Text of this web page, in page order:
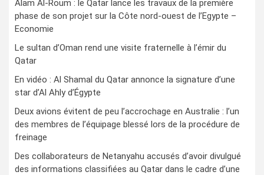
Alam Al-Roum : le Qatar lance les travaux de la première
phase de son projet sur la Côte nord-ouest de l’Egypte –
Economie
Le sultan d’Oman rend une visite fraternelle à l’émir du
Qatar
En vidéo : Al Shamal du Qatar annonce la signature d’une
star d’Al Ahly d’Égypte
Deux avions évitent de peu l’accrochage en Australie : l’un
des membres de l’équipage blessé lors de la procédure de
freinage
Des collaborateurs de Netanyahu accusés d’avoir divulgué
des informations classifiées au Qatar dans le cadre d’une